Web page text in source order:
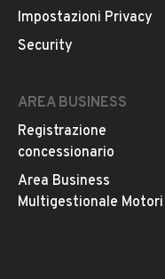
Impostazioni Privacy
Security
AREA BUSINESS
Registrazione
concessionario
Area Business
Multigestionale Motori